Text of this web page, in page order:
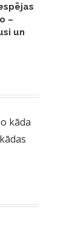
–
un
kāda